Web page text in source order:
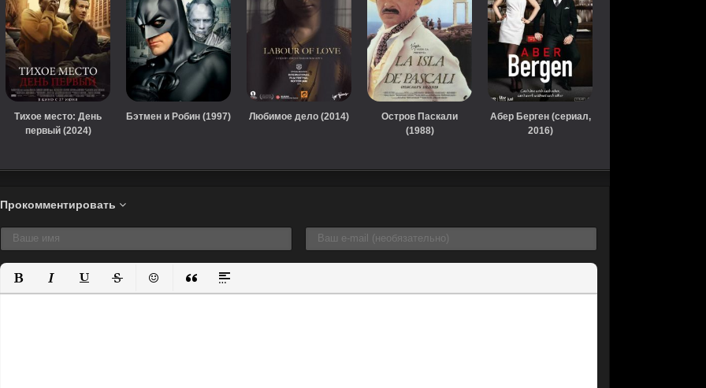
Тихое место: День
первый (2024)
Бэтмен и Робин (1997) Любимое дело (2014)
Остров Паскали
(1988)
Абер Берген (сериал,
2016)
Прокомментировать
Полужирный
КурсивПодчеркнутый
ЗачеркнутыйВставить смайлик
Вставка цитаты
Вставка спойлера